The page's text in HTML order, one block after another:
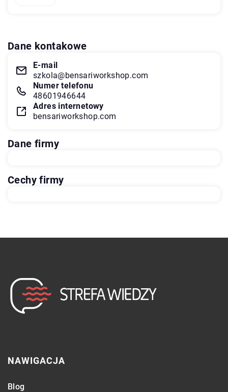
Dane kontakowe
E-mail
szkola@bensariworkshop.com
Numer telefonu
48601946644
Adres internetowy
bensariworkshop.com
Dane firmy
Cechy firmy
NAWIGACJA
Blog